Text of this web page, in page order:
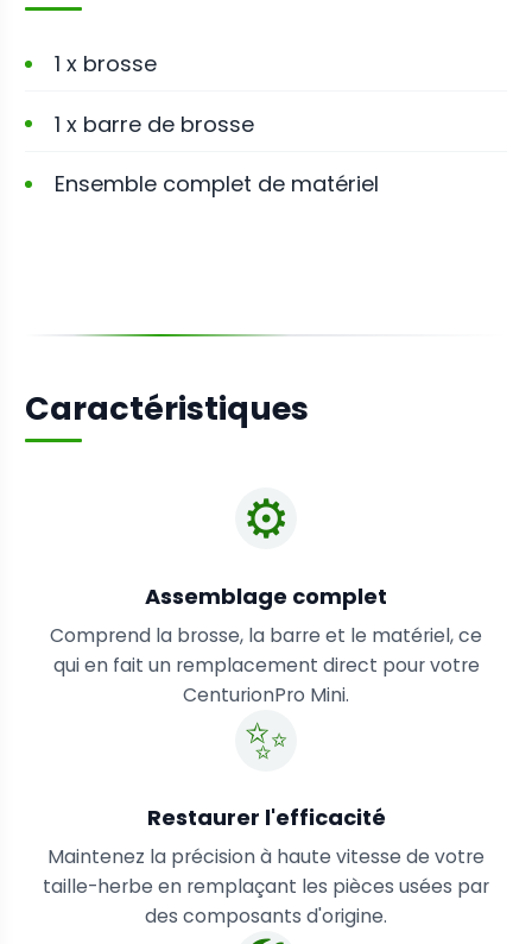
1 x brosse
1 x barre de brosse
Ensemble complet de matériel
Caractéristiques
⚙️
Assemblage complet
Comprend la brosse, la barre et le matériel, ce
qui en fait un remplacement direct pour votre
CenturionPro Mini.
✨
Restaurer l'efficacité
Maintenez la précision à haute vitesse de votre
taille-herbe en remplaçant les pièces usées par
des composants d'origine.